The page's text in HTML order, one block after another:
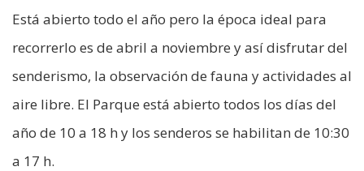
Está abierto todo el año pero la época ideal para
recorrerlo es de abril a noviembre y así disfrutar del
senderismo, la observación de fauna y actividades al
aire libre. El Parque está abierto todos los días del
año de 10 a 18 h y los senderos se habilitan de 10:30
a 17 h.